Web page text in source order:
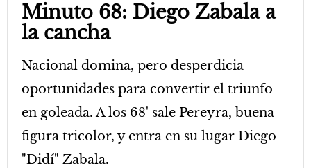
Minuto 68: Diego Zabala a
la cancha
Nacional domina, pero desperdicia
oportunidades para convertir el triunfo
en goleada. A los 68' sale Pereyra, buena
figura tricolor, y entra en su lugar Diego
"Didí" Zabala.